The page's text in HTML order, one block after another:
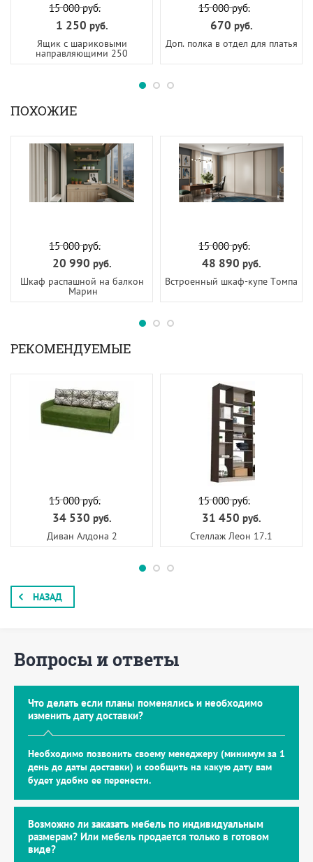
15 000руб.
1 250 руб.
Ящик с шариковыми
направляющими 250
15 000руб.
670 руб.
Доп. полка в отдел для платья
ПОХОЖИЕ
15 000руб.
20 990 руб.
Шкаф распашной на балкон
Марин
15 000руб.
48 890 руб.
Встроенный шкаф-купе Томпа
РЕКОМЕНДУЕМЫЕ
15 000руб.
34 530 руб.
Диван Алдона 2
15 000руб.
31 450 руб.
Стеллаж Леон 17.1
НАЗАД
Вопросы и ответы
Что делать если планы поменялись и необходимо
изменить дату доставки?
Необходимо позвонить своему менеджеру (минимум за 1
день до даты доставки) и сообщить на какую дату вам
будет удобно ее перенести.
Возможно ли заказать мебель по индивидуальным
размерам? Или мебель продается только в готовом
виде?